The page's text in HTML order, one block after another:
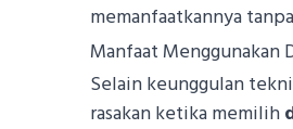
memanfaatkannya
Manfaat Menggunakan
Selain keunggulan
rasakan ketika memilih